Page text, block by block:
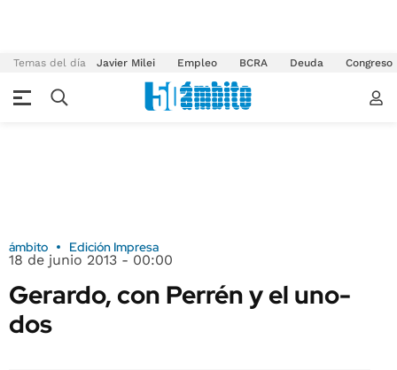
Temas del día Javier Milei Empleo BCRA Deuda Congreso
ámbito Edición Impresa
18 de junio 2013 - 00:00
Gerardo, con Perrén y el uno-
dos